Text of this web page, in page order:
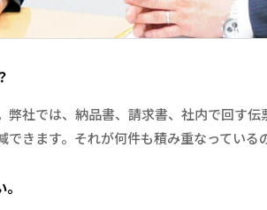
社では、納品書、請求書、社内で回す
きます。それが何件も積み重なっている